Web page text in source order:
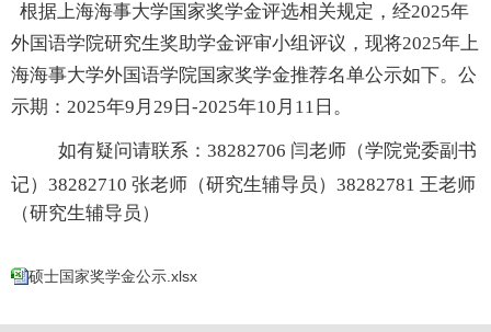
根据上海海事大学国家奖学金评选相关规定，经2025年
外国语学院研究生奖助学金评审小组评议，现将2025年上
海海事大学外国语学院国家奖学金推荐名单公示如下。公
示期：2025年9月29日-2025年10月11日。
如有疑问请联系：38282706 闫老师（学院党委副书
记） 38282710 张老师（研究生辅导员） 38282781 王老师
（研究生辅导员）
硕士国家奖学金公示.xlsx